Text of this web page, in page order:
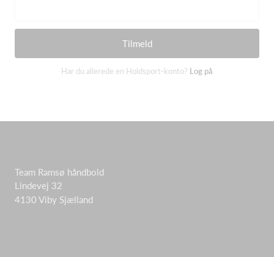
Tilmeld
Har du allerede en Holdsport-konto? Log på
Team Ramsø håndbold
Lindevej 32
4130 Viby Sjælland